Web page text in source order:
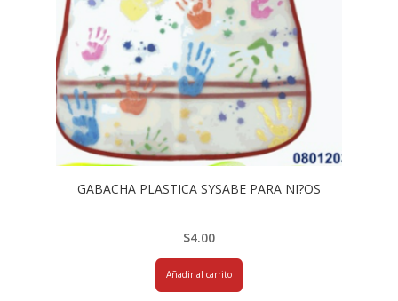
GABACHA PLASTICA SYSABE PARA NI?OS
$4.00
Añadir al carrito